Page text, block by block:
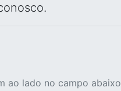
ao lado no campo abaixo